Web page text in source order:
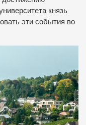
князь
эти события во